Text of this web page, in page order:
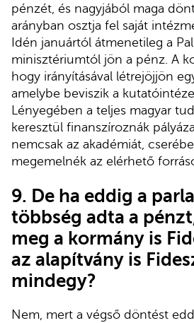
pénzét, és nagyjából maga
arányban osztja fel saját
Idén januártól átmenetileg a
minisztériumtól jön a pénz. A
hogy irányításával létrejöjjön
amelybe beviszik a
Lényegében a teljes magyar
keresztül finanszíroznák
nemcsak az akadémiát,
megemelnék az elérhető
9. De ha eddig a
többség adta a
meg a kormány is
az alapítvány is
mindegy?
Nem, mert a végső döntést